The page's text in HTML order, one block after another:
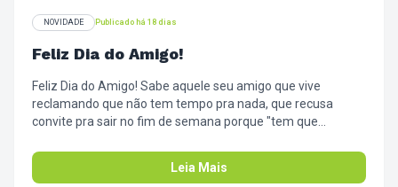
NOVIDADE Publicado há 18 dias
Feliz Dia do Amigo!
Feliz Dia do Amigo! Sabe aquele seu amigo que vive
reclamando que não tem tempo pra nada, que recusa
convite pra sair no fim de semana porque "tem que
perfeito pra mandar a real pra ele. Compartilha esse post e
avisa: a vida é muito curta pra virar refém da máquina de
Leia Mais